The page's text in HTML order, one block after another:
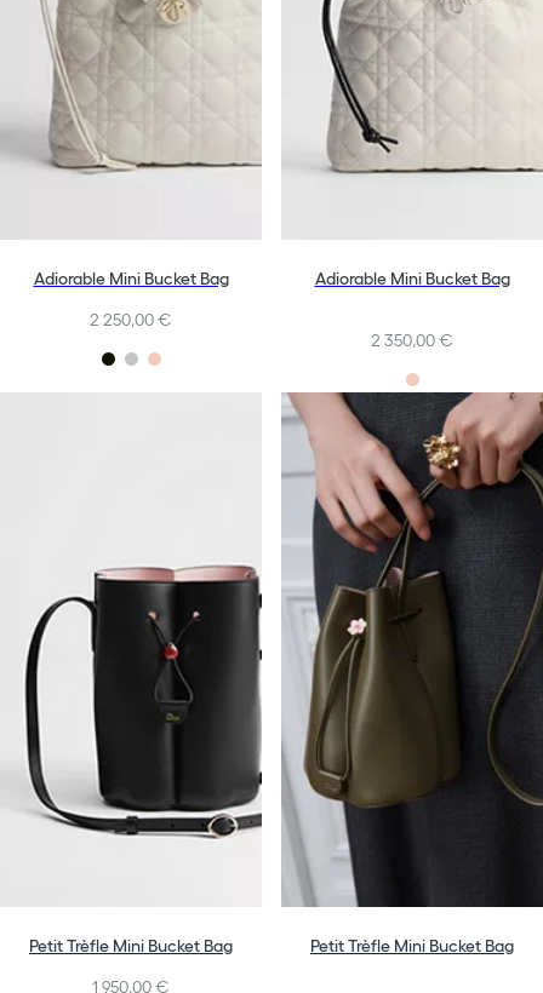
Adiorable Mini Bucket Bag
2 250,00 €
Adiorable Mini Bucket Bag
2 350,00 €
Petit Trèfle Mini Bucket Bag
1 950,00 €
Petit Trèfle Mini Bucket Bag